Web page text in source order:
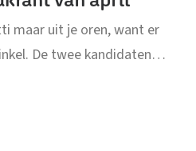
maar uit je oren, want er
De twee kandidaten…